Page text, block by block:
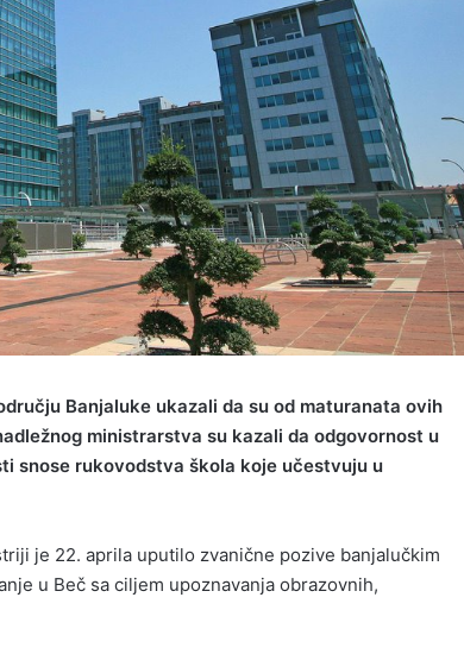
Banjaluke ukazali da su od maturanata ovih
ministrarstva su kazali da odgovornost u
snose rukovodstva škola koje učestvuju u
je 22. aprila uputilo zvanične pozive banjalučkim
u Beč sa ciljem upoznavanja obrazovnih,